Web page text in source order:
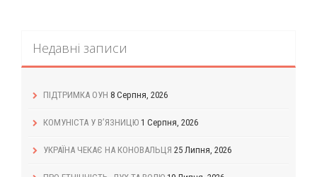
Недавні записи
ПІДТРИМКА ОУН 8 Серпня, 2026
КОМУНІСТА У В’ЯЗНИЦЮ 1 Серпня, 2026
УКРАЇНА ЧЕКАЄ НА КОНОВАЛЬЦЯ 25 Липня, 2026